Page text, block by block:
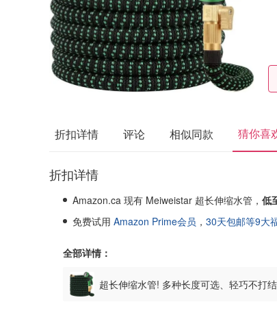
折扣详情 评论 相似同款 猜你喜
折扣详情
Amazon.ca 现有 Meiweistar 超长伸缩水管， 低
免费试用 Amazon Prime会员 ， 30天包邮等9大
全部详情：
超长伸缩水管! 多种长度可选、轻巧不打结